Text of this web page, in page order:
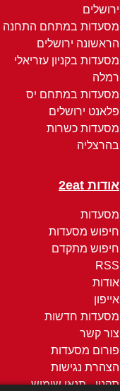
ירושלים
מסעדות במתחם התחנה
הראשונה ירושלים
מסעדות בקניון עזריאלי
רמלה
מסעדות במתחם יס
פלאנט ירושלים
מסעדות כשרות
בהרצליה
אודות 2eat
מסעדות
חיפוש מסעדות
חיפוש מתקדם
RSS
אודות
אייפון
מסעדות חדשות
צור קשר
פורום מסעדות
הצהרת נגישות
תקנון - תנאי שימוש